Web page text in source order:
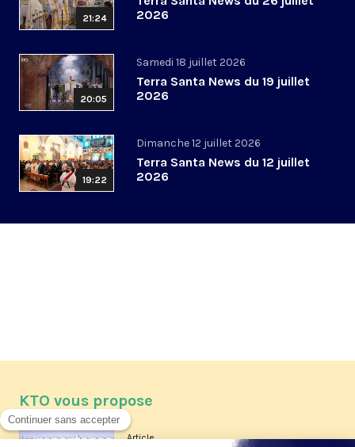
21:24
2026
20:05
Samedi 18 juillet 2026
Terra Santa News du 19 juillet
2026
19:22
Dimanche 12 juillet 2026
Terra Santa News du 12 juillet
2026
KTO vous propose
Article